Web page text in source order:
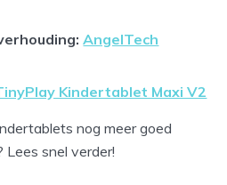
:AngelTech
Kindertablet Maxi V2
nog meer goed
snel verder!